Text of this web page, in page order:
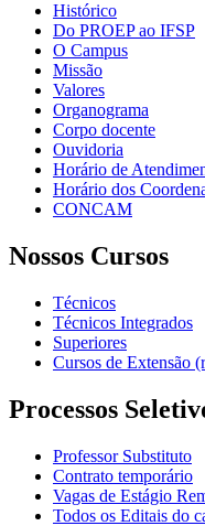
Histórico
Do PROEP ao IFSP
O Campus
Missão
Valores
Organograma
Corpo docente
Ouvidoria
Horário de
Horário dos
CONCAM
Nossos Cursos
Técnicos
Técnicos Integrados
Superiores
Cursos de Extensão
Processos
Professor Substituto
Contrato temporário
Vagas de Estágio
Todos os Editais do